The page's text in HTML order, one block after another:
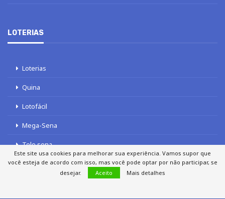
LOTERIAS
Loterias
Quina
Lotofácil
Mega-Sena
Tele sena
Este site usa cookies para melhorar sua experiência. Vamos supor que
você esteja de acordo com isso, mas você pode optar por não participar, se
desejar.
Aceito Mais detalhes